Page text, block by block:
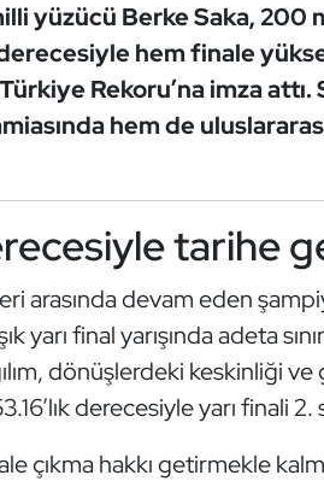
yüzücü Berke Saka, 200
derecesiyle hem finale
Rekoru’na imza
hem de
tarihe
arasında devam eden
yarı final yarışında adeta
dönüşlerdeki keskinliği
derecesiyle yarı finali 2.
çıkma hakkı getirmekle